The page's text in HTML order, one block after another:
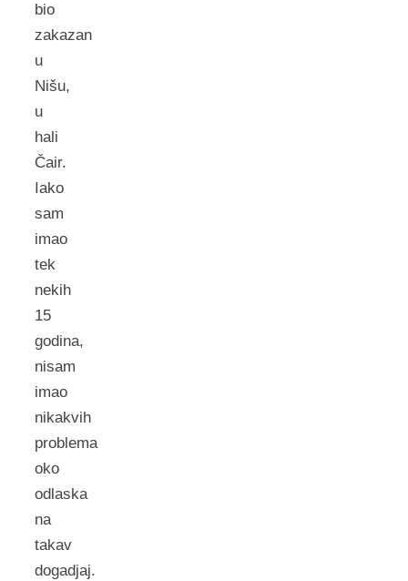
bio
zakazan
u
Nišu,
u
hali
Čair.
Iako
sam
imao
tek
nekih
15
godina,
nisam
imao
nikakvih
problema
oko
odlaska
na
takav
dogadjaj.